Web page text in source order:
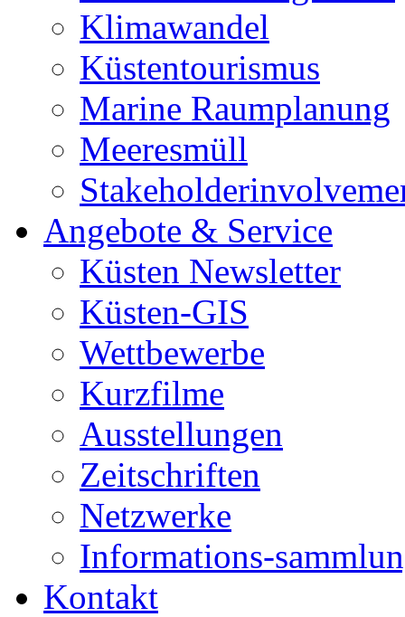
Klimawandel
Küstentourismus
Marine Raumplanung
Meeresmüll
Angebote & Service
Küsten Newsletter
Küsten-GIS
Wettbewerbe
Kurzfilme
Ausstellungen
Zeitschriften
Netzwerke
Informations-
Kontakt